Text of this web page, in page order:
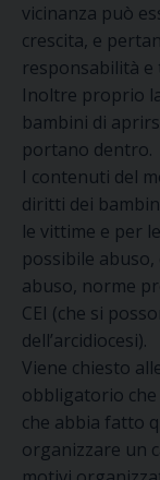
vicinanza può
crescita, e
responsabilità
Inoltre proprio
bambini di
portano dentro.
I contenuti del
diritti dei
le vittime e per
possibile
abuso, norme
CEI (che si
dell’arcidiocesi).
Viene chiesto
obbligatorio
che abbia fatto
organizzare un